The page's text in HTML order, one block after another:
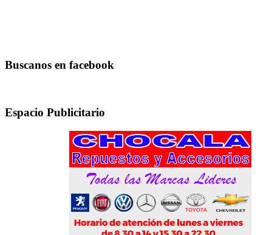
Buscanos en facebook
Espacio Publicitario